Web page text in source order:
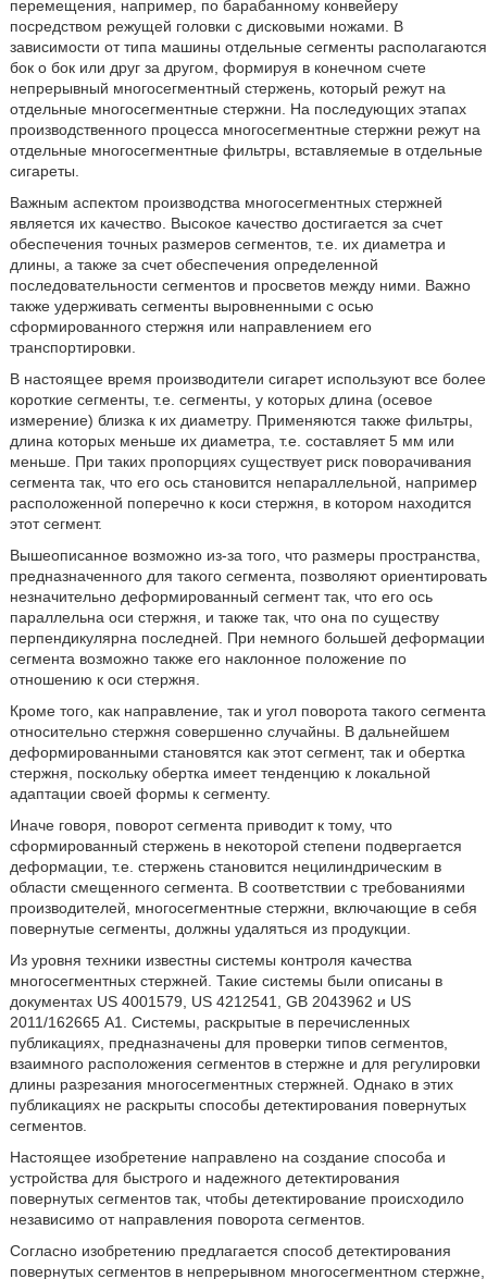
перемещения, например, по барабанному конвейеру
посредством режущей головки с дисковыми ножами. В
зависимости от типа машины отдельные сегменты располагаются
бок о бок или друг за другом, формируя в конечном счете
непрерывный многосегментный стержень, который режут на
отдельные многосегментные стержни. На последующих этапах
производственного процесса многосегментные стержни режут на
отдельные многосегментные фильтры, вставляемые в отдельные
сигареты.
Важным аспектом производства многосегментных стержней
является их качество. Высокое качество достигается за счет
обеспечения точных размеров сегментов, т.е. их диаметра и
длины, а также за счет обеспечения определенной
последовательности сегментов и просветов между ними. Важно
также удерживать сегменты выровненными с осью
сформированного стержня или направлением его
транспортировки.
В настоящее время производители сигарет используют все более
короткие сегменты, т.е. сегменты, у которых длина (осевое
измерение) близка к их диаметру. Применяются также фильтры,
длина которых меньше их диаметра, т.е. составляет 5 мм или
меньше. При таких пропорциях существует риск поворачивания
сегмента так, что его ось становится непараллельной, например
расположенной поперечно к коси стержня, в котором находится
этот сегмент.
Вышеописанное возможно из-за того, что размеры пространства,
предназначенного для такого сегмента, позволяют ориентировать
незначительно деформированный сегмент так, что его ось
параллельна оси стержня, и также так, что она по существу
перпендикулярна последней. При немного большей деформации
сегмента возможно также его наклонное положение по
отношению к оси стержня.
Кроме того, как направление, так и угол поворота такого сегмента
относительно стержня совершенно случайны. В дальнейшем
деформированными становятся как этот сегмент, так и обертка
стержня, поскольку обертка имеет тенденцию к локальной
адаптации своей формы к сегменту.
Иначе говоря, поворот сегмента приводит к тому, что
сформированный стержень в некоторой степени подвергается
деформации, т.е. стержень становится нецилиндрическим в
области смещенного сегмента. В соответствии с требованиями
производителей, многосегментные стержни, включающие в себя
повернутые сегменты, должны удаляться из продукции.
Из уровня техники известны системы контроля качества
многосегментных стержней. Такие системы были описаны в
документах US 4001579, US 4212541, GB 2043962 и US
2011/162665 А1. Системы, раскрытые в перечисленных
публикациях, предназначены для проверки типов сегментов,
взаимного расположения сегментов в стержне и для регулировки
длины разрезания многосегментных стержней. Однако в этих
публикациях не раскрыты способы детектирования повернутых
сегментов.
Настоящее изобретение направлено на создание способа и
устройства для быстрого и надежного детектирования
повернутых сегментов так, чтобы детектирование происходило
независимо от направления поворота сегментов.
Согласно изобретению предлагается способ детектирования
повернутых сегментов в непрерывном многосегментном стержне,